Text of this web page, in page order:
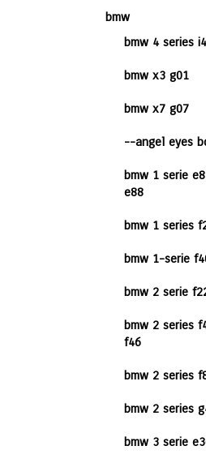
bmw
bmw 4 series
bmw x3 g01
bmw x7 g07
--angel eyes
bmw 1 serie
e88
bmw 1 series
bmw 1-serie
bmw 2 serie
bmw 2 series
f46
bmw 2 series
bmw 2 series
bmw 3 serie